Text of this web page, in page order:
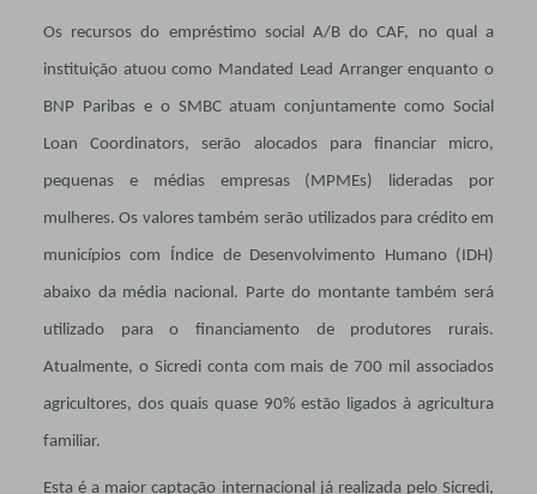
Os recursos do empréstimo social A/B do CAF, no qual a
instituição atuou como Mandated Lead Arranger enquanto o
BNP Paribas e o SMBC atuam conjuntamente como Social
Loan Coordinators, serão alocados para financiar micro,
pequenas e médias empresas (MPMEs) lideradas por
mulheres. Os valores também serão utilizados para crédito em
municípios com Índice de Desenvolvimento Humano (IDH)
abaixo da média nacional. Parte do montante também será
utilizado para o financiamento de produtores rurais.
Atualmente, o Sicredi conta com mais de 700 mil associados
agricultores, dos quais quase 90% estão ligados à agricultura
familiar.
Esta é a maior captação internacional já realizada pelo Sicredi,